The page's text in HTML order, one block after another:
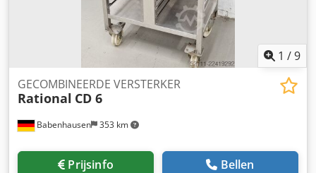
1 /9
Babenhausen 353 km
GECOMBINEERDE VERSTERKER
Rational CD 6
Prijsinfo Bellen